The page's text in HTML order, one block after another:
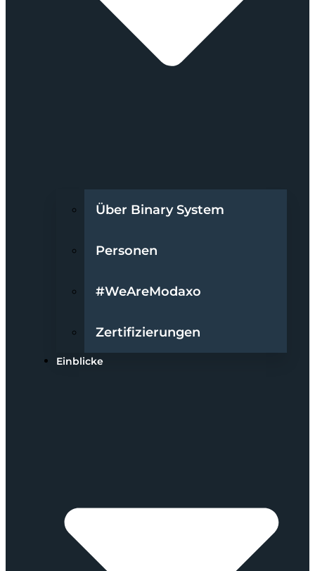
Über Binary System
Personen
#WeAreModaxo
Zertifizierungen
Einblicke